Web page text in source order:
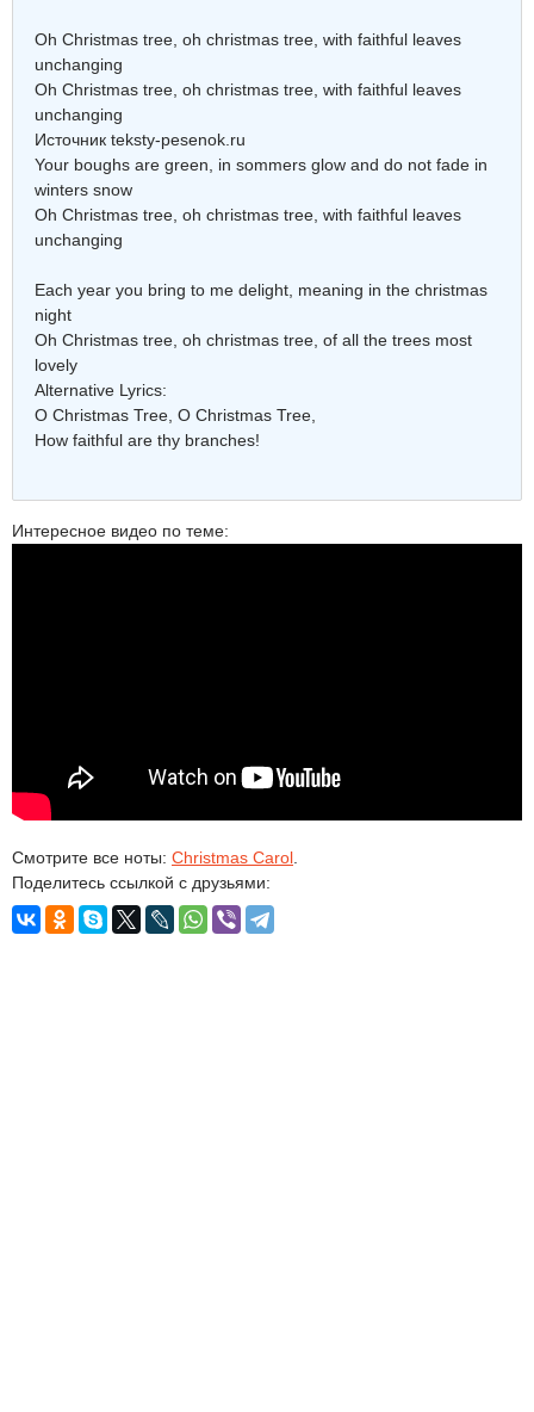
Oh Christmas tree, oh christmas tree, with faithful leaves
unchanging
Oh Christmas tree, oh christmas tree, with faithful leaves
unchanging
Источник teksty-pesenok.ru
Your boughs are green, in sommers glow and do not fade in
winters snow
Oh Christmas tree, oh christmas tree, with faithful leaves
unchanging
Each year you bring to me delight, meaning in the christmas
night
Oh Christmas tree, oh christmas tree, of all the trees most
lovely
Alternative Lyrics:
O Christmas Tree, O Christmas Tree,
How faithful are thy branches!
Интересное видео по теме:
Смотрите все ноты: Christmas Carol
Поделитесь ссылкой с друзьями: